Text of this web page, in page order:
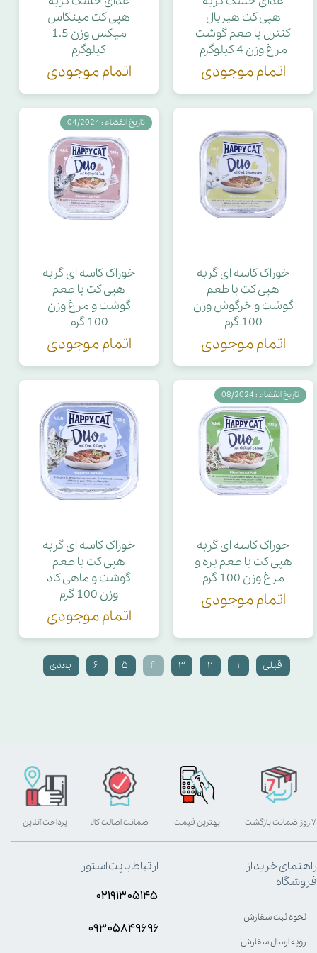
هپی کت هیربال
کنترل با طعم گوشت
مرغ وزن 4 کیلوگرم
اتمام موجودی
هپی کت مینکاس
میکس وزن 1.5
کیلوگرم
اتمام موجودی
خوراک کاسه ای گربه
هپی کت با طعم
گوشت و خرگوش وزن
100 گرم
اتمام موجودی
خوراک کاسه ای گربه
هپی کت با طعم
گوشت و مرغ وزن
100 گرم
اتمام موجودی
تاریخ انقضاء : 04/2024
خوراک کاسه ای گربه
هپی کت با طعم بره و
مرغ وزن 100 گرم
اتمام موجودی
تاریخ انقضاء : 08/2024
خوراک کاسه ای گربه
هپی کت با طعم
گوشت و ماهی کاد
وزن 100 گرم
اتمام موجودی
قبلی ۱ ۲ ۳ ۴ ۵ ۶ بعدی
بهترین قیمت پرداخت آنلاین ۷ روز ضمانت بازگشت ضمانت اصالت کالا
راهنمای خرید از
فروشگاه
نحوه ثبت سفارش
رویه ارسال سفارش
ارتباط با پت استور
۰۲۱۹۱۳۰۵۱۴۵
۰۹۳۰۵8۴9696